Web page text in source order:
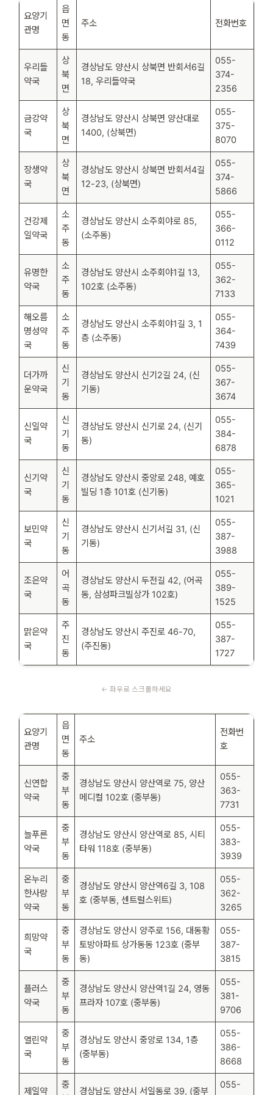
요양기
관명
읍
면
동
주소 전화번호
우리들
약국
상
북
면
경상남도 양산시 상북면 반회서6길
18, 우리들약국
055-
374-
2356
금강약
국
상
북
면
경상남도 양산시 상북면 양산대로
1400, (상북면)
055-
375-
8070
장생약
국
상
북
면
경상남도 양산시 상북면 반회서4길
12-23, (상북면)
055-
374-
5866
건강제
일약국
소
주
동
경상남도 양산시 소주회야로 85,
(소주동)
055-
366-
0112
유명한
약국
소
주
동
경상남도 양산시 소주회야1길 13,
102호 (소주동)
055-
362-
7133
해오름
명성약
국
소
주
동
경상남도 양산시 소주회야1길 3, 1
층 (소주동)
055-
364-
7439
더가까
운약국
신
기
동
경상남도 양산시 신기2길 24, (신
기동)
055-
367-
3674
신일약
국
신
기
동
경상남도 양산시 신기로 24, (신기
동)
055-
384-
6878
신기약
국
신
기
동
경상남도 양산시 중앙로 248, 예호
빌딩 1층 101호 (신기동)
055-
365-
1021
보민약
국
신
기
동
경상남도 양산시 신기서길 31, (신
기동)
055-
387-
3988
조은약
국
어
곡
동
경상남도 양산시 두전길 42, (어곡
동, 삼성파크빌상가 102호)
055-
389-
1525
맑은약
국
주
진
동
경상남도 양산시 주진로 46-70,
(주진동)
055-
387-
1727
요양기
관명
읍
면
동
주소
전화번
호
신연합
약국
중
부
동
경상남도 양산시 양산역로 75, 양산
메디컬 102호 (중부동)
055-
363-
7731
늘푸른
약국
중
부
동
경상남도 양산시 양산역로 85, 시티
타워 118호 (중부동)
055-
383-
3939
온누리
한사랑
약국
중
부
동
경상남도 양산시 양산역6길 3, 108
호 (중부동, 센트럴스위트)
055-
362-
3265
희망약
국
중
부
동
경상남도 양산시 양주로 156, 대동황
토방아파트 상가동동 123호 (중부
동)
055-
387-
3815
플러스
약국
중
부
동
경상남도 양산시 양산역1길 24, 영동
프라자 107호 (중부동)
055-
381-
9706
열린약
국
중
부
동
경상남도 양산시 중앙로 134, 1층
(중부동)
055-
386-
8668
제일약
중
경상남도 양산시 서일동로 39, (중부
055-